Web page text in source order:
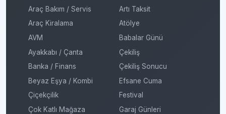
Araç Bakım / Servis
Araç Kiralama
AVM
Ayakkabı / Çanta
Banka / Finans
Beyaz Eşya / Kombi
Çiçekçilik
Çok Katlı Mağaza
Artı Taksit
Atölye
Babalar Günü
Çekiliş
Çekiliş Sonucu
Efsane Cuma
Festival
Garaj Günleri